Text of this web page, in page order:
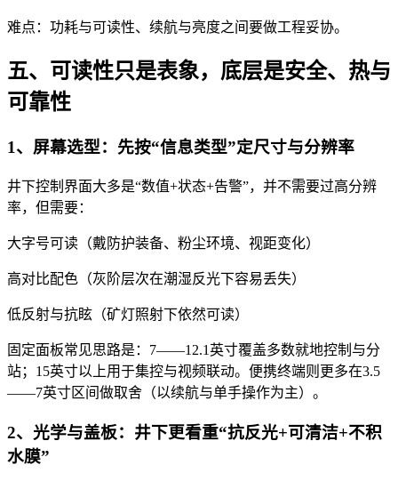
难点：功耗与可读性、续航与亮度之间要做工程妥协。
五、可读性只是表象，底层是安全、热与
可靠性
1、屏幕选型：先按“信息类型”定尺寸与分辨率
井下控制界面大多是“数值+状态+告警”，并不需要过高分辨
率，但需要：
大字号可读（戴防护装备、粉尘环境、视距变化）
高对比配色（灰阶层次在潮湿反光下容易丢失）
低反射与抗眩（矿灯照射下依然可读）
固定面板常见思路是：7——12.1英寸覆盖多数就地控制与分
站；15英寸以上用于集控与视频联动。便携终端则更多在3.5
——7英寸区间做取舍（以续航与单手操作为主）。
2、光学与盖板：井下更看重“抗反光+可清洁+不积
水膜”